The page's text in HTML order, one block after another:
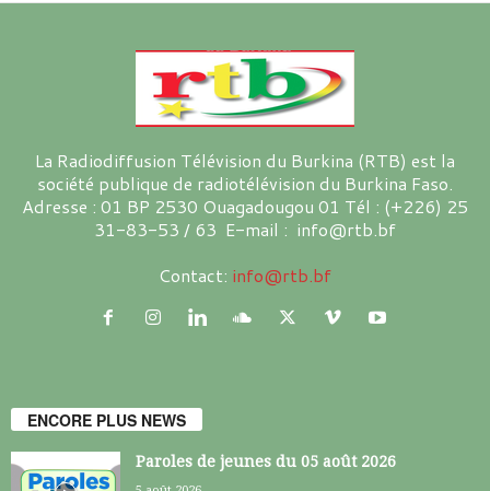
La Radiodiffusion Télévision du Burkina (RTB) est la
société publique de radiotélévision du Burkina Faso.
Adresse : 01 BP 2530 Ouagadougou 01 Tél : (+226) 25
31-83-53 / 63 E-mail : info@rtb.bf
Contact: info@rtb.bf
ENCORE PLUS NEWS
Paroles de jeunes du 05 août 2026